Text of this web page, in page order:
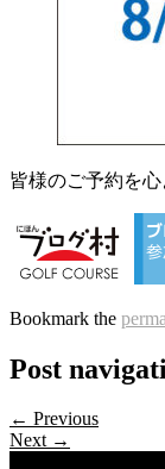
皆様のご予約を
Bookmark the
Post
← Previous
Next →